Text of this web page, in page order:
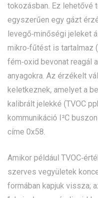
tokozásban. Ez lehetővé
egyszerűen egy gázt
levegő‑minőségi jeleket
mikro‑fűtést is tartalmaz
fém‑oxid bevonat reagál
anyagokra. Az érzékelt
keletkeznek, amelyet a
kalibrált jelekké (TVOC
kommunikáció I²C
címe 0x58.
Amikor például
szerves vegyületek
formában kapjuk vissza;